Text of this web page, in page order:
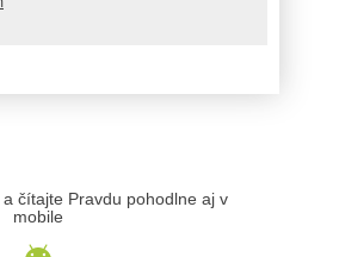
čítajte Pravdu pohodlne aj v
mobile